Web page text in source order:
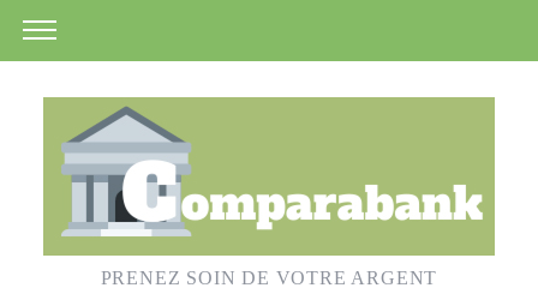
PRENEZ SOIN DE VOTRE ARGENT